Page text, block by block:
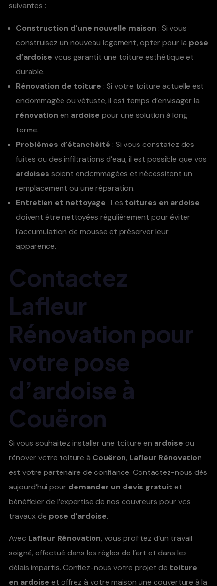
suivantes :
Construction d’une nouvelle maison : Si vous
construisez un nouveau logement, opter pour la pose
d’ardoise vous garantit une toiture esthétique et
durable.
Rénovation de toiture : Si votre toiture actuelle est
endommagée ou vétuste, il est temps d’envisager la
rénovation en ardoise pour une solution à long
terme.
Problèmes d’étanchéité : Si vous constatez des
fuites ou des infiltrations d’eau, il est possible que vos
ardoises soient endommagées et nécessitent un
remplacement ou une réparation.
Entretien et nettoyage : Les toitures en ardoise
doivent être nettoyées régulièrement pour éviter
l’accumulation de mousse et préserver leur
apparence.
Contactez
Lafleur
Rénovation pour
votre pose
d’ardoise à
Couëron
Si vous souhaitez installer une toiture en ardoise ou
rénover votre toiture à Couëron, Lafleur Rénovation
est votre partenaire de confiance. Contactez-nous dès
aujourd’hui pour demander un devis gratuit et
bénéficier de l’expertise de nos couvreurs pour vos
travaux de pose d’ardoise.
Avec Lafleur Rénovation, vous profitez d’un travail
soigné, effectué dans les règles de l’art et dans les
délais impartis. Confiez-nous votre projet de toiture
en ardoise et offrez à votre maison une couverture à la